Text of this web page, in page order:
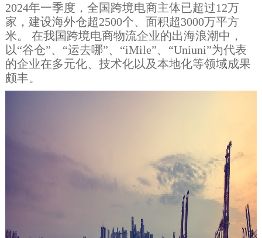
2024年一季度，全国跨境电商主体已超过12万
家，建设海外仓超2500个、面积超3000万平方
米。 在我国跨境电商物流企业的出海浪潮中，
以“谷仓”、“运去哪”、“iMile”、“Uniuni”为代表
的企业在多元化、技术化以及本地化等领域成果
颇丰。